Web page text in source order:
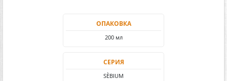
ОПАКОВКА
200 мл
СЕРИЯ
SÈBIUM